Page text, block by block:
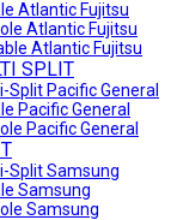
Atlantic Fujitsu
Atlantic Fujitsu
Atlantic Fujitsu
SPLIT
Pacific General
Pacific General
Pacific General
Split Samsung
Samsung
Samsung